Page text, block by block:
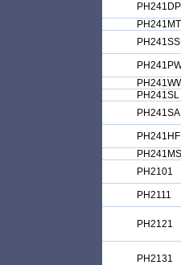
PH241DP
PH241MT
PH241SS
PH241SL
PH241SA
PH241HF
PH241MS
PH2101
PH2111
PH2121
PH2131